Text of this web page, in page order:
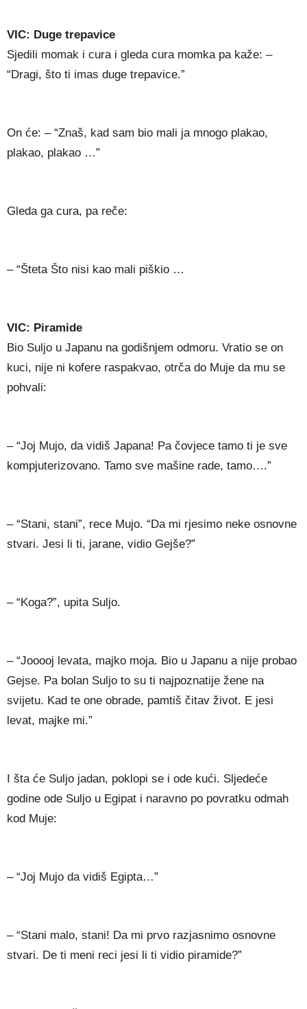
VIC: Duge trepavice
Sjedili momak i cura i gleda cura momka pa kaže: –
“Dragi, što ti imas duge trepavice.”
On će: – “Znaš, kad sam bio mali ja mnogo plakao,
plakao, plakao …”
Gleda ga cura, pa reče:
– “Šteta Što nisi kao mali piškio …
VIC: Piramide
Bio Suljo u Japanu na godišnjem odmoru. Vratio se on
kuci, nije ni kofere raspakvao, otrča do Muje da mu se
pohvali:
– “Joj Mujo, da vidiš Japana! Pa čovjece tamo ti je sve
kompjuterizovano. Tamo sve mašine rade, tamo….”
– “Stani, stani”, rece Mujo. “Da mi rjesimo neke osnovne
stvari. Jesi li ti, jarane, vidio Gejše?”
– “Koga?”, upita Suljo.
– “Jooooj levata, majko moja. Bio u Japanu a nije probao
Gejse. Pa bolan Suljo to su ti najpoznatije žene na
svijetu. Kad te one obrade, pamtiš čitav život. E jesi
levat, majke mi.”
I šta će Suljo jadan, poklopi se i ode kući. Sljedeće
godine ode Suljo u Egipat i naravno po povratku odmah
kod Muje:
– “Joj Mujo da vidiš Egipta…”
– “Stani malo, stani! Da mi prvo razjasnimo osnovne
stvari. De ti meni reci jesi li ti vidio piramide?”